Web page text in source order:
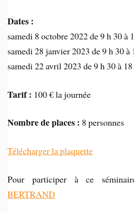
Dates :
samedi 8 octobre 2022 de 9 h 30 à
samedi 28 janvier 2023 de 9 h 30 à
samedi 22 avril 2023 de 9 h 30 à
Tarif : 100 € la journée
Nombre de places : 8 personnes
Télécharger la plaquette
Pour participer à ce
BERTRAND